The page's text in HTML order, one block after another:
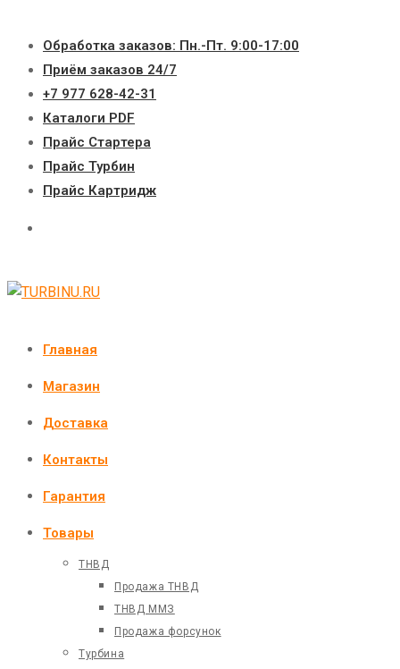
содержимому
Обработка заказов: Пн.-Пт. 9:00-17:00
Приём заказов 24/7
+7 977 628-42-31
Каталоги PDF
Прайс Стартера
Прайс Турбин
Прайс Картридж
Главная
Магазин
Доставка
Контакты
Гарантия
Товары
ТНВД
Продажа ТНВД
ТНВД ММЗ
Продажа форсунок
Турбина